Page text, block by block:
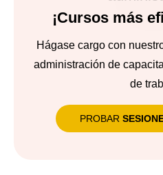
¡Cursos más
Hágase cargo con
administración de
de
PROBAR